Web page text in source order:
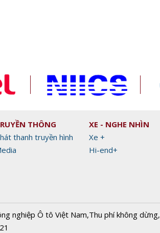
THÔNG
thanh truyền hình
XE - NGHE NHÌN
Xe +
Hi-end+
nghiệp Ô tô Việt Nam,Thu phí không dừng,